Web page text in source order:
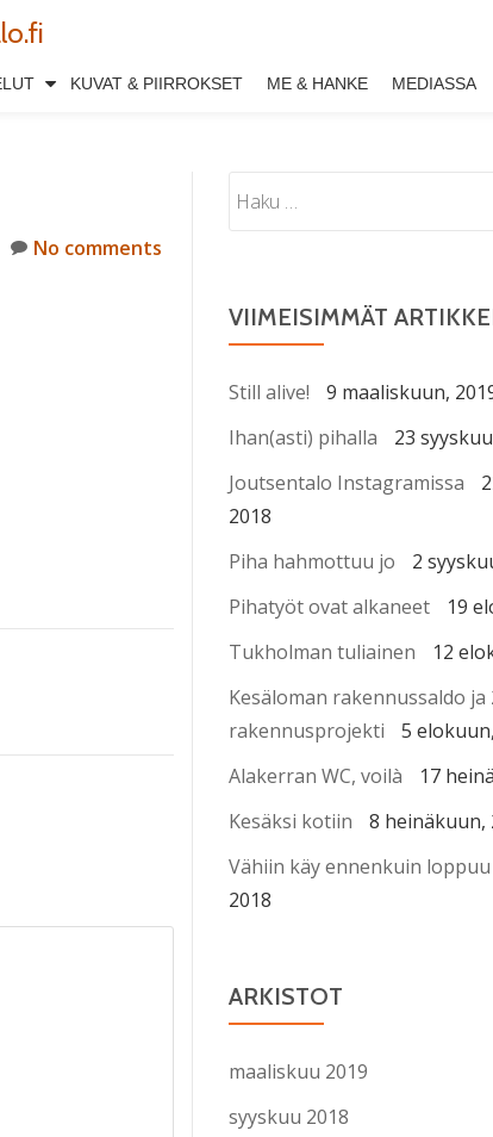
KUVAT & PIIRROKSET ME & HANKE MEDIASSA
No comments
VIIMEISIMMÄT
Still alive!
9 maaliskuun,
Ihan(asti) pihalla
23
Joutsentalo Instagramissa
2018
Piha hahmottuu jo
2
Pihatyöt ovat alkaneet
19
Tukholman tuliainen
12
Kesäloman rakennussaldo ja
rakennusprojekti
5
Alakerran WC, voilà
17
Kesäksi kotiin
8 heinäkuun,
Vähiin käy ennenkuin loppuu
2018
ARKISTOT
maaliskuu 2019
syyskuu 2018